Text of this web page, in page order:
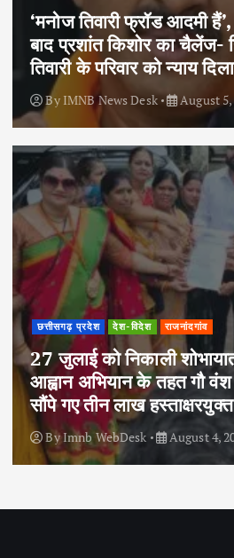
‘मनोज तिवारी फ्रॉड आदमी
बाद प्रशांत किशोर का चैलेंज-
तिवारी के परिवार को न्याय
By IMNB News Desk August 5,
छत्तीसगढ़ प्रदेश देश-विदेश राजनांदगांव
27 जुलाई को निकाली
आह्वान अभियान के तहत गौ वंश
सौंपे गए तीन लाख हस्ताक्षरयुक्त
ByImnb WebDesk August 4,